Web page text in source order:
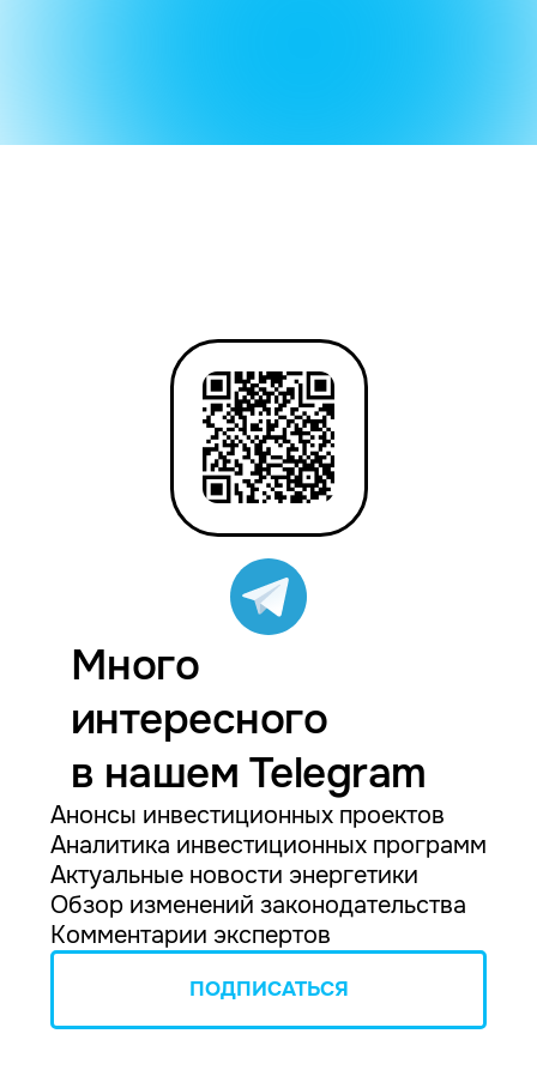
Много
интересного
в нашем Telegram
Анонсы инвестиционных проектов
Аналитика инвестиционных программ
Актуальные новости энергетики
Обзор изменений законодательства
Комментарии экспертов
ПОДПИСАТЬСЯ